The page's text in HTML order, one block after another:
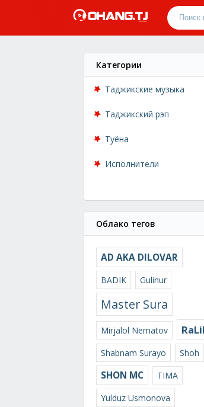
Категории
Таджикские музыка
Таджикский рэп
Туёна
Исполнители
Облако тегов
AD AKA DILOVAR
BADIK Gulinur
Master Sura
Mirjalol Nematov
Shabnam Surayo Shoh
SHON MC
TIMA
Yulduz Usmonova